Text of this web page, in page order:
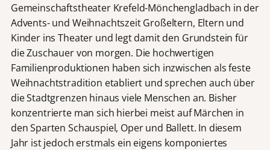
Gemeinschaftstheater Krefeld-Mönchengladbach in der
Advents- und Weihnachtszeit Großeltern, Eltern und
Kinder ins Theater und legt damit den Grundstein für
die Zuschauer von morgen. Die hochwertigen
Familienproduktionen haben sich inzwischen als feste
Weihnachtstradition etabliert und sprechen auch über
die Stadtgrenzen hinaus viele Menschen an. Bisher
konzentrierte man sich hierbei meist auf Märchen in
den Sparten Schauspiel, Oper und Ballett. In diesem
Jahr ist jedoch erstmals ein eigens komponiertes